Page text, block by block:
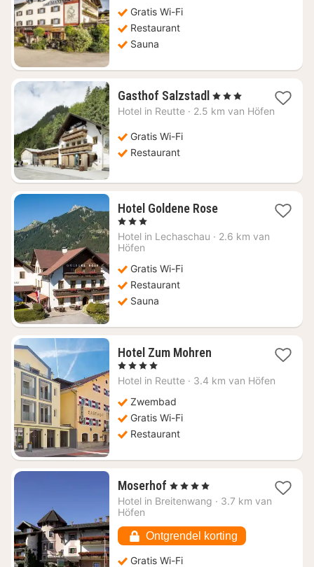
Gratis Wi-Fi
Restaurant
Sauna
Gasthof Salzstadl 1
nacht
, 3 Sterren
Hotel in Reutte · 2.5 km van Höfen
Gratis Wi-Fi
Restaurant
Hotel Goldene Rose1
vanaf
, 3 Sterren
Hotel in Lechaschau · 2.6 km van
Höfen
Gratis Wi-Fi
Restaurant
Sauna
Hotel Zum Mohren1
vanaf
, 4 Sterren
Hotel in Reutte · 3.4 km van Höfen
Zwembad
Gratis Wi-Fi
Restaurant
Moserhof 1
nacht
112,90
, 4 Sterren
Hotel in Breitenwang · 3.7 km van
Höfen
Ontgrendel korting
Gratis Wi-Fi